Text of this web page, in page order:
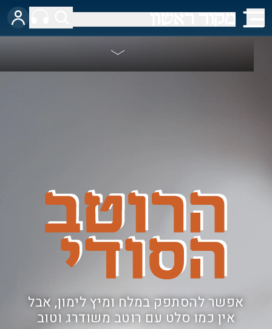
אפשר להסתפק במלח ומיץ לימון, אבל
אין כמו סלט עם רוטב משודרג וטוב